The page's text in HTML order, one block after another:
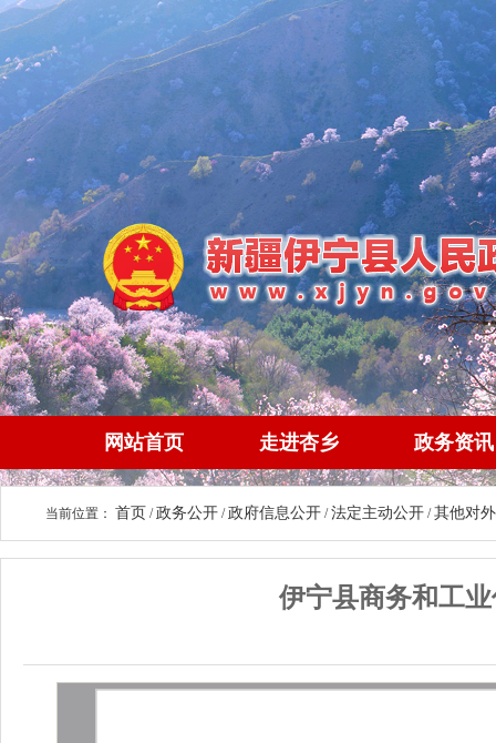
网站首页 走进杏乡 政务资讯
当前位置： 首页 /政务公开 /政府信息公开 /法定主动公开 /其他对
伊宁县商务和工